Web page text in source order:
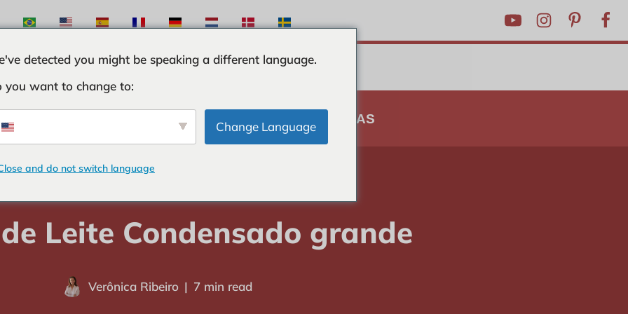
CURIOSIDADES TRUQUES E DICAS
Leite Condensado grande
Verônica Ribeiro 7 min read
detected you might be speaking a different language.
you want to change to:
Change Language
and do not switch language